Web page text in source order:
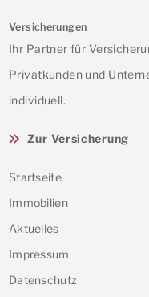
Versicherungen
Ihr Partner für
Privatkunden und
individuell.
Zur Versicherung
Startseite
Immobilien
Aktuelles
Impressum
Datenschutz